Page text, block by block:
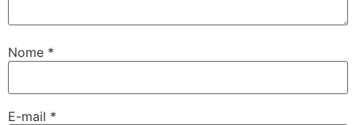
Nome *
E-mail *